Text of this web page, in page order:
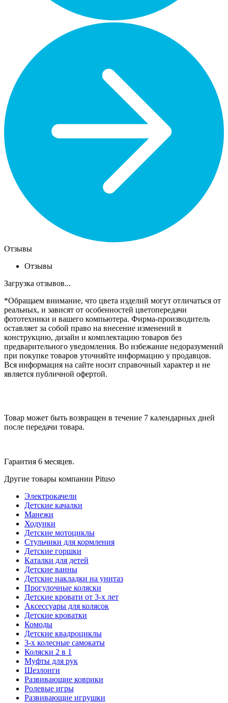
Отзывы
Отзывы
Загрузка отзывов...
*Обращаем внимание, что цвета изделий могут отличаться от
реальных, и зависят от особенностей цветопередачи
фототехники и вашего компьютера. Фирма-производитель
оставляет за собой право на внесение изменений в
конструкцию, дизайн и комплектацию товаров без
предварительного уведомления. Во избежание недоразумений
при покупке товаров уточняйте информацию у продавцов.
Вся информация на сайте носит справочный характер и не
является публичной офертой.
Товар может быть возвращен в течение 7 календарных дней
после передачи товара.
Гарантия 6 месяцев.
Другие товары компании Pituso
Электрокачели
Детские качалки
Манежи
Ходунки
Детские мотоциклы
Стульчики для кормления
Детские горшки
Каталки для детей
Детские ванны
Детские накладки на унитаз
Прогулочные коляски
Детские кровати от 3-х лет
Аксессуары для колясок
Детские кроватки
Комоды
Детские квадроциклы
3-х колесные самокаты
Коляски 2 в 1
Муфты для рук
Шезлонги
Развивающие коврики
Ролевые игры
Развивающие игрушки